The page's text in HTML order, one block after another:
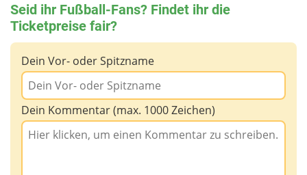
Seid ihr Fußball-Fans? Findet ihr die
Ticketpreise fair?
Dein Vor- oder Spitzname
Dein Kommentar (max. 1000 Zeichen)